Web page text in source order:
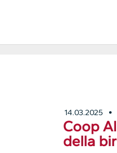
14.03.2025
Coop
della